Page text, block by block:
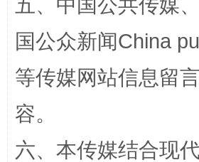
五、中国公共传媒
国公众新闻China
等传媒网站信息留
容。
六、本传媒结合现